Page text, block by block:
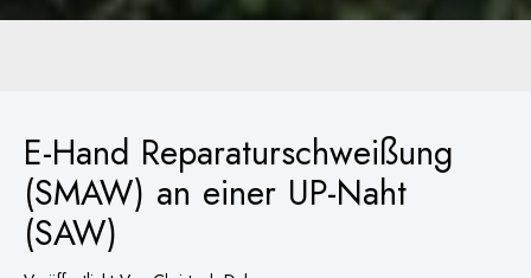
E-Hand Reparaturschweißung
(SMAW) an einer UP-Naht
(SAW)